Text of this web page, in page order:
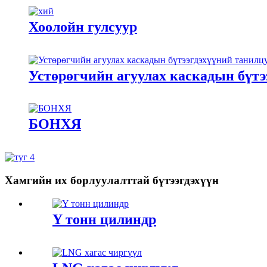
Хоолойн гулсуур
Устөрөгчийн агуулах каскадын
БОНХЯ
Хамгийн их борлуулалттай бүтээгдэхүүн
Y тонн цилиндр